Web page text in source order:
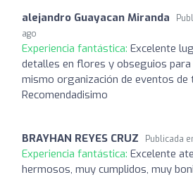
alejandro Guayacan Miranda
ago
Experiencia fantástica: Excelente
detalles en flores y obseguios
mismo organización de eventos de
Recomendadisimo
BRAYHAN REYES CRUZ Publicada
Experiencia fantástica: Excelente
hermosos, muy cumplidos, muy